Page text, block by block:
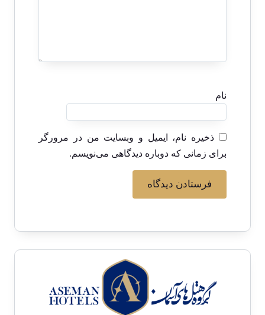
نام
ذخیره نام، ایمیل و وبسایت من در مرورگر
برای زمانی که دوباره دیدگاهی می‌نویسم.